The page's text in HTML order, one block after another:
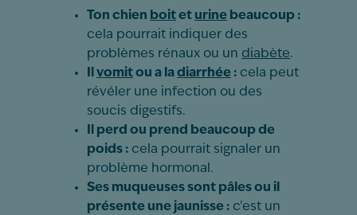
Ton chien boitet urine beaucoup :
cela pourrait indiquer des
problèmes rénaux ou un diabète.
vomitou a ladiarrhée : cela peut
révéler une infection ou des
soucis digestifs.
Il perd ou prend beaucoup de
poids : cela pourrait signaler un
problème hormonal.
Ses muqueuses sont pâles ou il
présente une jaunisse : c’est un